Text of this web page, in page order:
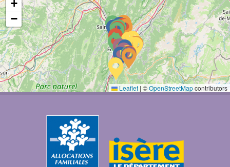
+
−
Leaflet | ©OpenStreetMapcontributors